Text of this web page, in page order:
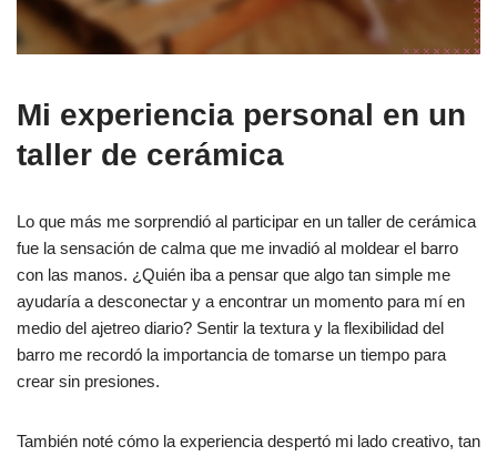
Mi experiencia personal en un
taller de cerámica
Lo que más me sorprendió al participar en un taller de cerámica
fue la sensación de calma que me invadió al moldear el barro
con las manos. ¿Quién iba a pensar que algo tan simple me
ayudaría a desconectar y a encontrar un momento para mí en
medio del ajetreo diario? Sentir la textura y la flexibilidad del
barro me recordó la importancia de tomarse un tiempo para
crear sin presiones.
También noté cómo la experiencia despertó mi lado creativo, tan